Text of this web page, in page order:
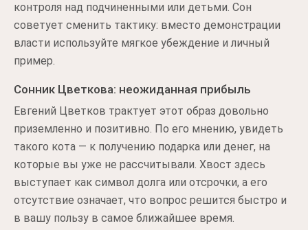
контроля над подчиненными или детьми. Сон
советует сменить тактику: вместо демонстрации
власти используйте мягкое убеждение и личный
пример.
Сонник Цветкова: неожиданная прибыль
Евгений Цветков трактует этот образ довольно
приземленно и позитивно. По его мнению, увидеть
такого кота — к получению подарка или денег, на
которые вы уже не рассчитывали. Хвост здесь
выступает как символ долга или отсрочки, а его
отсутствие означает, что вопрос решится быстро и
в вашу пользу в самое ближайшее время.